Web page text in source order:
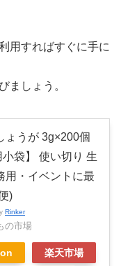
用すればすぐに手に
ましょう。
ょうが 3g×200個
小袋】 使い切り 生
用・イベントに最
)
Rinker
の市場
楽天市場